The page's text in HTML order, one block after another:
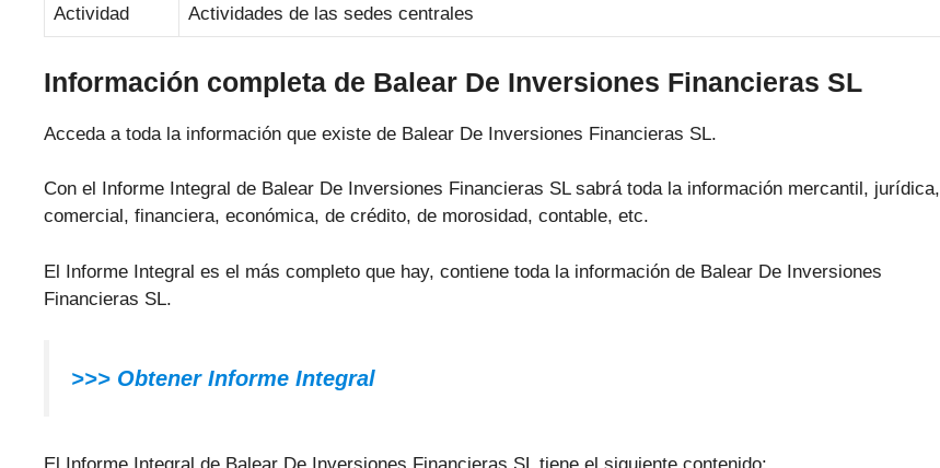
Actividad Actividades de las sedes centrales
Información completa de Balear De Inversiones Financieras SL
Acceda a toda la información que existe de Balear De Inversiones Financieras SL.
Con el Informe Integral de Balear De Inversiones Financieras SL sabrá toda la información mercantil, jurídica,
comercial, financiera, económica, de crédito, de morosidad, contable, etc.
El Informe Integral es el más completo que hay, contiene toda la información de Balear De Inversiones
Financieras SL.
>>> Obtener Informe Integral
El Informe Integral de Balear De Inversiones Financieras SL tiene el siguiente contenido: